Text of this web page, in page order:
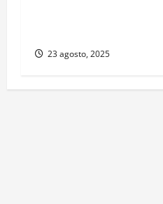
23 agosto, 2025